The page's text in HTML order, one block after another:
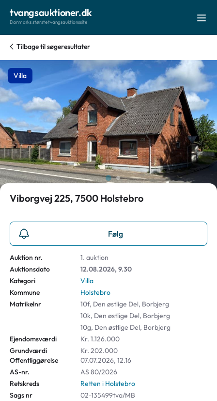
tvangsauktioner.dk
Danmarks største tvangsauktionssite
Tilbage til søgeresultater
Villa
Auktion nr.
1. auktion
Auktionsdato
12.08.2026, 9.30
Kategori
Villa
Kommune
Holstebro
Matrikelnr
10f, Den østlige Del, Borbjerg
10k, Den østlige Del, Borbjerg
10g, Den østlige Del, Borbjerg
Ejendomsværdi
Kr. 1.126.000
Grundværdi
Kr. 202.000
Offentliggørelse
07.07.2026, 12.16
AS-nr.
AS 80/2026
Retskreds
Retten i Holstebro
Sags nr
02-135499tva/MB
Viborgvej 225, 7500 Holstebro
Følg